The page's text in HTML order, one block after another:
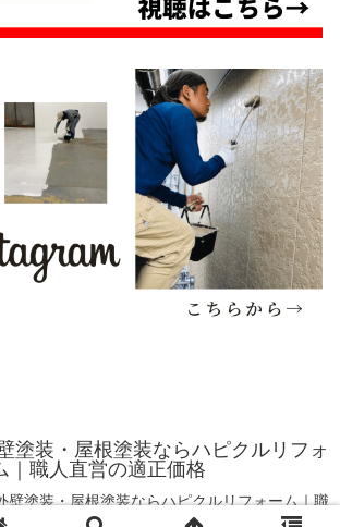
塗装・屋根塗装ならハピクルリフォ
｜職人直営の適正価格
壁塗装・屋根塗装ならハピクルリフォーム｜職